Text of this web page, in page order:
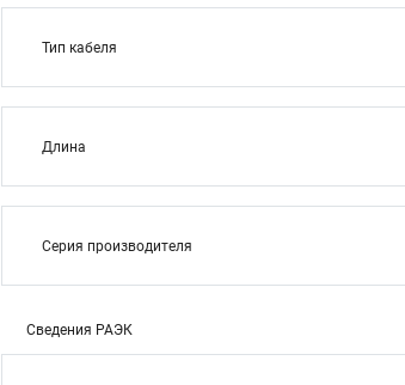
Тип кабеля
Длина
Серия производителя
Сведения РАЭК